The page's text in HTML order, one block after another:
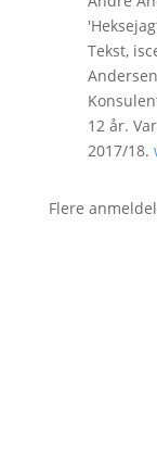
Tekst,
12 år.
2017/18.
Flere